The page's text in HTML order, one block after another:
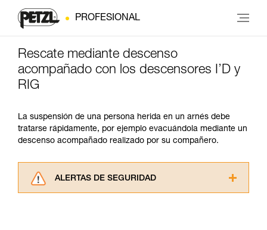
PROFESIONAL
Rescate mediante descenso
acompañado con los descensores I’D y
RIG
La suspensión de una persona herida en un arnés debe
tratarse rápidamente, por ejemplo evacuándola mediante un
descenso acompañado realizado por su compañero.
ALERTAS DE SEGURIDAD